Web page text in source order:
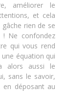
améliorer le
et cela
rien de se
! Ne confondez
qui vous rend
équation qui
alors aussi le
sans le savoir,
en déposant au